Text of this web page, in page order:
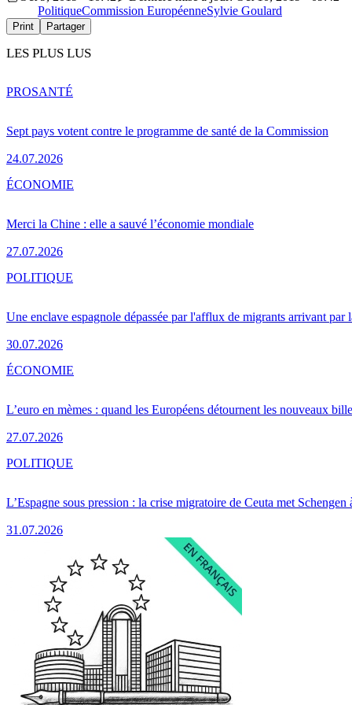
PolitiqueCommission EuropéenneSylvie Goulard
Print Partager
LES PLUS LUS
Sept pays votent contre le programme de santé de la Commission
24.07.2026
PROSANTÉ
Merci la Chine : elle a sauvé l’économie mondiale
27.07.2026
ÉCONOMIE
Une enclave espagnole dépassée par l'afflux de migrants arrivant par
30.07.2026
POLITIQUE
L’euro en mèmes : quand les Européens détournent les nouveaux
27.07.2026
ÉCONOMIE
L’Espagne sous pression : la crise migratoire de Ceuta met Schengen
31.07.2026
POLITIQUE